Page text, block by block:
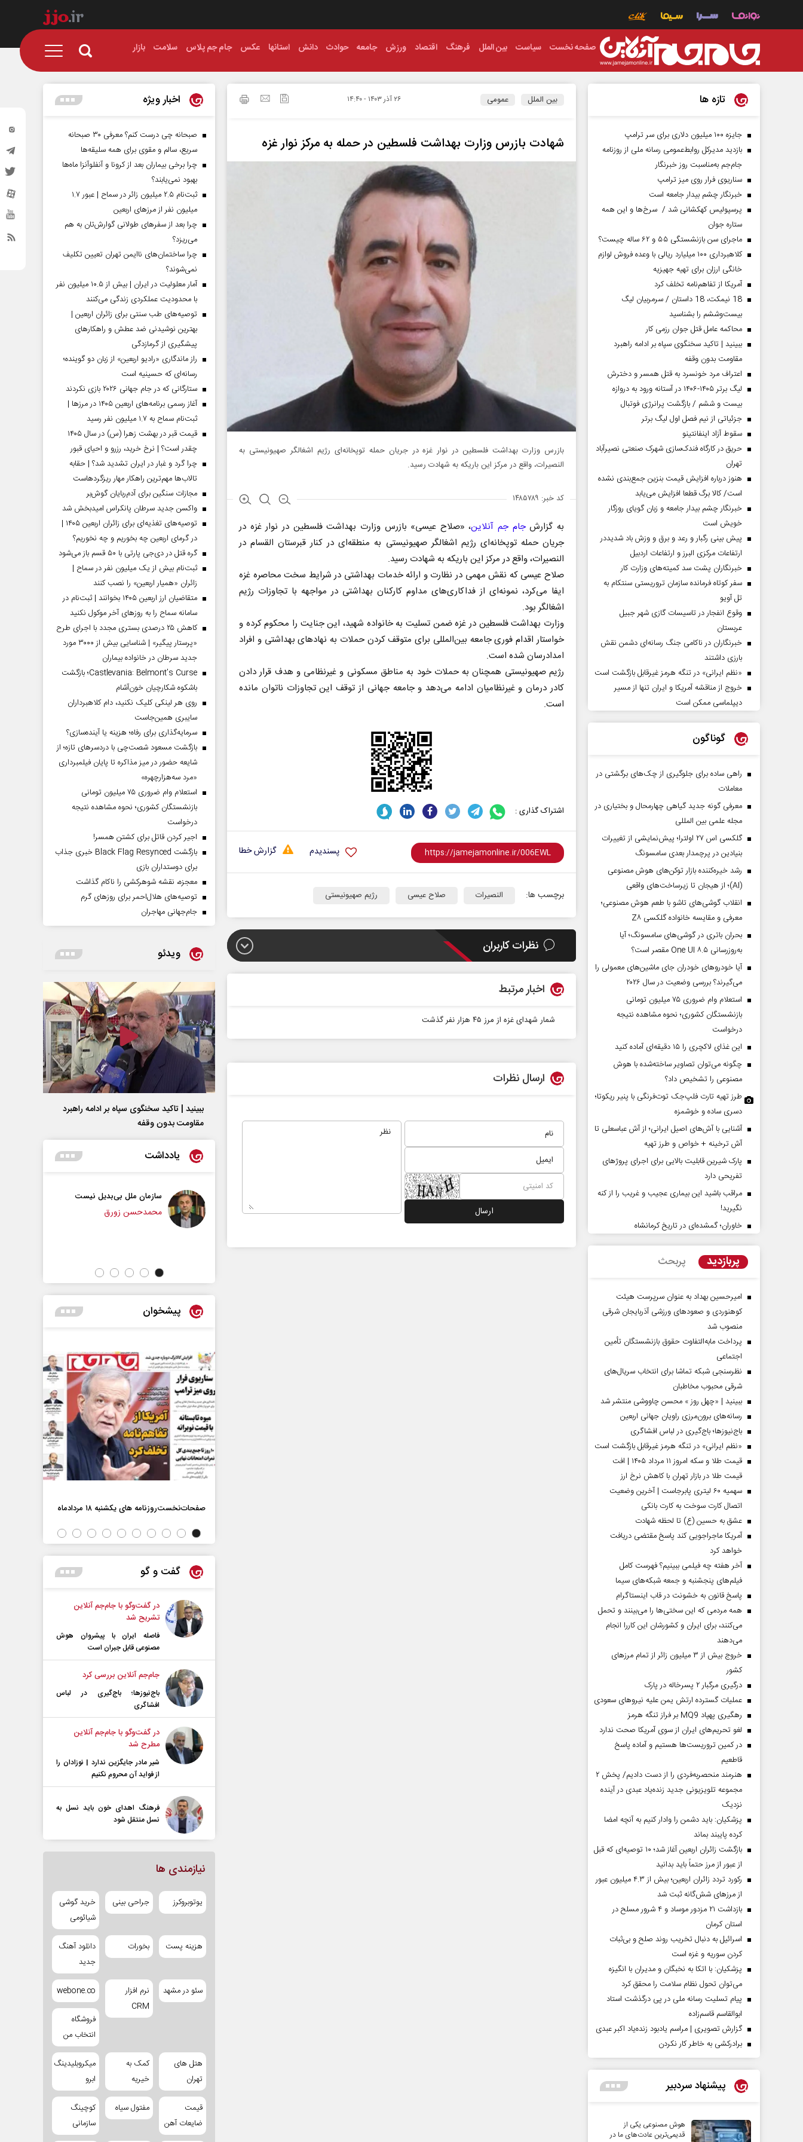
صفحه نخست سیاست بین الملل فرهنگ اقتصاد ورزش جامعه حوادث دانش استانها عکس جام جم پلاس سلامت بازار
بین الملل عمومی ۲۶ آذر ۱۴۰۳ - ۱۴:۴۰
شهادت بازرس وزارت بهداشت فلسطین در حمله به مرکز نوار غزه
بازرس وزارت بهداشت فلسطین در نوار غزه در جریان حمله توپخانه‌ای رژیم اشغالگر صهیونیستی به
النصیرات، واقع در مرکز این باریکه به شهادت رسید.
کد خبر: ۱۴۸۵۷۸۹
به گزارشجام جم آنلاین، «صلاح عیسی» بازرس وزارت بهداشت فلسطین در نوار غزه در
جریان حمله توپخانه‌ای رژیم اشغالگر صهیونیستی به منطقه‌ای در کنار قبرستان القسام در
النصیرات، واقع در مرکز این باریکه به شهادت رسید.
صلاح عیسی که نقش مهمی در نظارت و ارائه خدمات بهداشتی در شرایط سخت محاصره غزه
ایفا می‌کرد، نمونه‌ای از فداکاری‌های مداوم کارکنان بهداشتی در مواجهه با تجاوزات رژیم
اشغالگر بود.
وزارت بهداشت فلسطین در غزه ضمن تسلیت به خانواده شهید، این جنایت را محکوم کرده و
خواستار اقدام فوری جامعه بین‌المللی برای متوقف کردن حملات به نهادهای بهداشتی و افراد
امدادرسان شده است.
رژیم صهیونیستی همچنان به حملات خود به مناطق مسکونی و غیرنظامی و هدف قرار دادن
کادر درمان و غیرنظامیان ادامه می‌دهد و جامعه جهانی از توقف این تجاوزات ناتوان مانده
است.
اشتراک گذاری :
گزارش خطا پسندیدم
برچسب ها: النصیرات صلاح عیسی رژیم صهیونیستی
نظرات کاربران
اخبار مرتبط
شمار شهدای غزه از مرز ۴۵ هزار نفر گذشت
ارسال نظرات
تازه ها
جایزه ۱۰۰ میلیون دلاری برای سر ترامپ
بازدید مدیرکل روابط‌عمومی رسانه ملی از روزنامه
جام‌جم به‌مناسبت روز خبرنگار
سناریوی فرار روی میز ترامپ
خبرنگار چشم بیدار جامعه است
پرسپولیس کهکشانی شد / سرخ‌ها و این همه
ستاره جوان
ماجرای سن بازنشستگی ۵۵ و ۶۲ ساله چیست؟
کلاهبرداری ۱۰۰ میلیارد ریالی با وعده فروش لوازم
خانگی ارزان برای تهیه جهیزیه
آمریکا از تفاهم‌نامه تخلف کرد
18 نیمکت، 18 داستان / سرمربیان لیگ
بیست‌وششم را بشناسید
محاکمه عامل قتل جوان رزمی کار
ببینید | تاکید سخنگوی سپاه بر ادامه راهبرد
مقاومت بدون وقفه
اعتراف مرد خونسرد به قتل همسر و دخترش
لیگ برتر ۱۴۰۵-۱۴۰۶ در آستانه ورود به دروازه
بیست و ششم / بازگشت پرانرژی فوتبال
جزئیاتی از نیم فصل اول لیگ برتر
سقوط آزاد اینفانتینو
حریق در کارگاه فندک‌سازی شهرک صنعتی نصیرآباد
تهران
هنوز درباره افزایش قیمت بنزین جمع‌بندی نشده
است/ کالا برگ قطعا افزایش می‌یابد
خبرنگار چشم بیدار جامعه و زبان گویای روزگار
خویش است
پیش بینی رگبار و رعد و برق و وزش باد شدیددر
ارتفاعات مرکزی البرز و ارتفاعات اردبیل
خبرنگاران پشت سد کمیته‌های وزارت کار
سفر کوتاه فرمانده سازمان تروریستی سنتکام به
تل آویو
وقوع انفجار در تاسیسات گازی شهر جبیل
عربستان
خبرنگاران در ناکامی جنگ رسانه‌ای دشمن نقش
بارزی داشتند
«نظم ایرانی» در تنگه هرمز غیرقابل بازگشت است
خروج از مناقشه آمریکا و ایران تنها از مسیر
دیپلماسی ممکن است
گوناگون
راهی ساده برای جلوگیری از چک‌های برگشتی در
معاملات
معرفی گونه جدید گیاهی چهارمحال و بختیاری در
مجله علمی بین المللی
گلکسی اس ۲۷ اولترا؛ پیش‌نمایشی از تغییرات
بنیادین در پرچمدار بعدی سامسونگ
رشد خیره‌کننده بازار توکن‌های هوش مصنوعی
(AI)؛ از هیجان تا زیرساخت‌های واقعی
انقلاب گوشی‌های تاشو‌ با طعم هوش مصنوعی؛
معرفی و مقایسه خانواده گلکسی Z۸
بحران باتری در گوشی‌های سامسونگ؛ آیا
به‌روزرسانی One UI ۸.۵ مقصر است؟
آیا خودروهای خودران جای ماشین‌های معمولی را
می‌گیرند؟ بررسی وضعیت در سال ۲۰۲۶
استعلام وام ضروری ۷۵ میلیون تومانی
بازنشستگان کشوری؛ نحوه مشاهده نتیجه
درخواست
این غذای لاکچری را ۱۵ دقیقه‌ای آماده کنید
چگونه می‌توان تصاویر ساخته‌شده با هوش
مصنوعی را تشخیص داد؟
طرز تهیه تارت فلپ‌جک توت‌فرنگی با پنیر ریکوتا؛
دسری ساده و خوشمزه
آشنایی با آش‌های اصیل ایرانی؛ از آش عباسعلی تا
آش ترخینه + خواص و طرز تهیه
پارک شیرین قابلیت‌ بالایی برای اجرای پروژهای
تفریحی دارد
مراقب باشید این بیماری عجیب و غریب را از کنه
نگیرید!
خاوران؛ گمشده‌ای در تاریخ کرمانشاه
پربازدید پربحث
امیرحسین بهداد به عنوان سرپرست هیئت
کوهنوردی و صعودهای ورزشی آذربایجان شرقی
منصوب شد
پرداخت مابه‌التفاوت حقوق بازنشستگان تأمین
اجتماعی
نظرسنجی شبکه تماشا برای انتخاب سریال‌های
شرقی محبوب مخاطبان
ببینید | «چهل روز » محسن چاووشی منتشر شد
رسانه‌های برون‌مرزی راویان جهانی اربعین
باج‌نیوزها؛ باج‌گیری در لباس افشاگری
«نظم ایرانی» در تنگه هرمز غیرقابل بازگشت است
قیمت طلا و سکه امروز ۱۱ مرداد ۱۴۰۵ | افت
قیمت طلا در بازار تهران با کاهش نرخ ارز
سهمیه ۶۰ لیتری پابرجاست | آخرین وضعیت
اتصال کارت سوخت به کارت بانکی
عشق به حسین (ع) تا لحظه شهادت
آمریکا ماجراجویی کند پاسخ مقتضی دریافت
خواهد کرد
آخر هفته چه فیلمی ببینیم؟ فهرست کامل
فیلم‌های پنجشنبه و جمعه شبکه‌های سیما
پاسخ قانون به خشونت در قاب اینستاگرام
همه مردمی که این سختی‌ها را می‌بینند و تحمل
می‌کنند، برای ایران و کشورشان این کاررا انجام
می‌دهند
خروج بیش از ۳ میلیون زائر از تمام مرز‌های
کشور
درگیری مرگبار ۲ پسرخاله در پارک
عملیات گسترده ارتش یمن علیه نیروهای سعودی
رهگیری پهپاد MQ9 بر فراز تنگه هرمز
لغو تحریم‌های ایران از سوی آمریکا صحت ندارد
در کمین تروریست‌ها هستیم و آماده پاسخ
قاطعیم
هنرمند منحصر‌به‌فردی را از دست دادیم/ پخش ۲
مجموعه تلویزیونی جدید زنده‌یاد عبدی در آینده
نزدیک
پزشکیان: باید دشمن را وادار کنیم به آنچه امضا
کرده پایبند بماند
بازگشت زائران اربعین آغاز شد؛ ۱۰ توصیه‌ای که قبل
از عبور از مرز حتماً باید بدانید
رکورد تردد زائران اربعین؛ بیش از ۴.۳ میلیون عبور
از مرزهای شش‌گانه ثبت شد
بازداشت ۲۱ مزدور موساد و ۴ شرور مسلح در
استان کرمان
اسرائیل به دنبال تخریب روند صلح و بی‌ثبات
کردن سوریه و غزه است
پزشکیان: با اتکا به نخبگان و مدیران با انگیزه
می‌توان تحول نظام سلامت را محقق کرد
پیام تسلیت رسانه ملی در پی درگذشت استاد
ابوالقاسم قاسم‌زاده
گزارش تصویری | مراسم یادبود زنده‌یاد اکبر عبدی
برادرکشی به خاطر کار نکردن
پیشنهاد سردبیر
هوش مصنوعی یکی از
قدیمی‌ترین عادت‌های ما در
اخبار ویژه
صبحانه چی درست کنم؟ معرفی ۳۰ صبحانه
سریع، سالم و مقوی برای همه سلیقه‌ها
چرا برخی بیماران بعد از کرونا و آنفلوآنزا ماه‌ها
بهبود نمی‌یابند؟
ثبت‌نام ۲.۵ میلیون زائر در سماح | عبور ۱.۷
میلیون نفر از مرز‌های اربعین
چرا بعد از سفرهای طولانی گوارش‌تان به هم
می‌ریزد؟
چرا ساختمان‌های ناایمن تهران تعیین تکلیف
نمی‌شوند؟
آمار معلولیت در ایران | بیش از ۱۰.۵ میلیون نفر
با محدودیت عملکردی زندگی می‌کنند
توصیه‌های طب سنتی برای زائران اربعین |
بهترین نوشیدنی ضد عطش و راهکارهای
پیشگیری از گرمازدگی
راز ماندگاری «رادیو اربعین» از زبان دو گوینده؛
رسانه‌ای که حسینیه است
ستارگانی که در جام جهانی ۲۰۲۶ بازی نکردند
آغاز رسمی برنامه‌های اربعین ۱۴۰۵ در مرز‌ها |
ثبت‌نام سماح به ۱.۷ میلیون نفر رسید
قیمت قبر در بهشت زهرا (س) در سال ۱۴۰۵
چقدر است؟ | نرخ خرید، رزرو و احیای قبور
چرا گرد و غبار در ایران تشدید شد؟ | حقابه
تالاب‌ها مهم‌ترین راهکار مهار ریزگردهاست
مجازات سنگین برای آدم‌ربایان گوش‌بر
واکسن جدید سرطان پانکراس امیدبخش شد
توصیه‌های تغذیه‌ای برای زائران اربعین ۱۴۰۵ |
در گرمای اربعین چه بخوریم و چه نخوریم؟
گره قتل در دی‌جی پارتی با ۵۰ قسم باز می‌شود
ثبت‌نام بیش از یک میلیون نفر در سماح |
زائران «همیار اربعین» را نصب کنند
متقاضیان ارز اربعین ۱۴۰۵ بخوانند | ثبت‌نام در
سامانه سماح را به روز‌های آخر موکول نکنید
کاهش ۲۵ درصدی بستری مجدد با اجرای طرح
«پرستار پیگیر» | شناسایی بیش از ۳۰۰۰ مورد
جدید سرطان در خانواده بیماران
Castlevania: Belmont’s Curse؛ بازگشت
باشکوه شکارچیان خون‌آشام
روی هر لینکی کلیک نکنید، دام کلاهبرداران
سایبری همین‌جاست
سرمایه‌گذاری برای رفاه؛ هزینه یا آینده‌سازی؟
بازگشت مسعود شصت‌چی با دردسر‌های تازه؛ از
شایعه حضور در میز مذاکره تا پایان فیلمبرداری
«مرد سه‌هزارچهره»
استعلام وام ضروری ۷۵ میلیون تومانی
بازنشستگان کشوری؛ نحوه مشاهده نتیجه
درخواست
اجیر کردن قاتل برای کشتن همسر!
بازگشت Black Flag Resynced خبری جذاب
برای دوستداران بازی
معجزه، نقشه شوهرکشی را ناکام گذاشت
توصیه‌های هلال‌احمر برای روز‌های گرم
جام‌جهانی مهاجران
ویدئو
ببینید | تاکید سخنگوی سپاه بر ادامه راهبرد
مقاومت بدون وقفه
یادداشت
هویت ایرانی _ اسلامی در مکتب
دکتر حمید احمدی - نویسنده و
آشکار شدن استیصال متجاوزان
محسن پاک‌آیین - دیپلمات پیشین
سیاست‌های ضدایرانی
آمریکا تغییر نکرده است
سازمان ملل بی‌بدیل نیست
محمدحسن زورق
نقش جنگ آمریکا و ایران بر
پیشخوان
صفحات نخست‌روزنامه ها‌ی پنجشنبه‌۸ مردادماه
صفحات‌نخست‌روزنامه ها‌ی یکشنبه ۱۸ مردادماه
گفت و گو
در گفت‌و‌گو با جام‌جم آنلاین
تشریح شد
فاصله ایران با پیشرو‌ان هوش
مصنوعی قابل جبران است
جام‌جم آنلاین بررسی کرد
باج‌نیوزها؛ باج‌گیری در لباس
افشاگری
در گفت‌و‌گو با جام‌جم آنلاین
مطرح شد
شیر مادر جایگزین ندارد | نوزادان را
از فواید آن محروم نکنیم
فرهنگ اهدای خون باید نسل به
نسل منتقل شود
نیازمندی ها
یوتوبروکرز جراحی بینی
خرید گوشی
شیائومی
هزینه پست بخورات
دانلود آهنگ
جدید
سئو در مشهد
نرم افزار
CRM
webone.co
فروشگاه
انتخاب من
هتل های
تهران
کمک به
خیریه
میکروبلیدینگ
ابرو
قیمت
ضایعات آهن
مفتول سیاه
کوچینگ
سازمانی